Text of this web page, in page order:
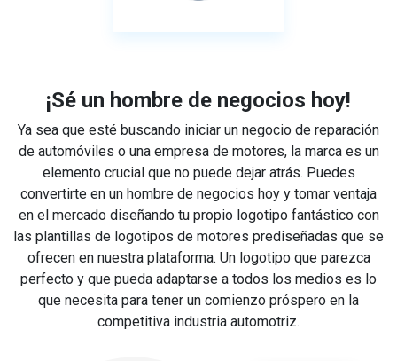
¡Sé un hombre de negocios hoy!
Ya sea que esté buscando iniciar un negocio de reparación
de automóviles o una empresa de motores, la marca es un
elemento crucial que no puede dejar atrás. Puedes
convertirte en un hombre de negocios hoy y tomar ventaja
en el mercado diseñando tu propio logotipo fantástico con
las plantillas de logotipos de motores prediseñadas que se
ofrecen en nuestra plataforma. Un logotipo que parezca
perfecto y que pueda adaptarse a todos los medios es lo
que necesita para tener un comienzo próspero en la
competitiva industria automotriz.